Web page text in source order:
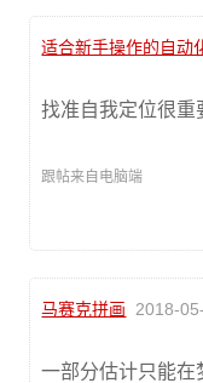
适合新手操作的自动
找准自我定位很重
跟帖来自电脑端
马赛克拼画 2018-
一部分估计只能在